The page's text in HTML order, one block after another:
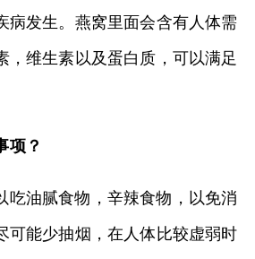
病发生。燕窝里面会含有人体需
，维生素以及蛋白质，可以满足
项？
吃油腻食物，辛辣食物，以免消
可能少抽烟，在人体比较虚弱时